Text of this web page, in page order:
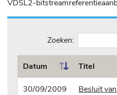
VDSL2-
Zoeken:
Datum Titel
30/09/2009
Besluit